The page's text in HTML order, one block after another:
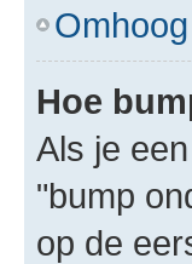
Omhoog
Hoe
Als je
"bump
op de